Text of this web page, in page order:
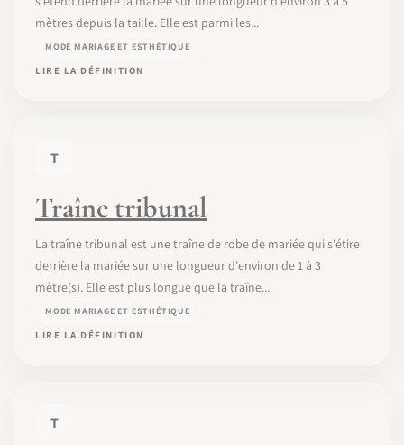
mètres depuis la taille. Elle est parmi les...
MODE MARIAGE ET ESTHÉTIQUE
LIRE LA DÉFINITION
T
Traîne tribunal
La traîne tribunal est une traîne de robe de mariée qui s'étire
derrière la mariée sur une longueur d'environ de 1 à 3
mètre(s). Elle est plus longue que la traîne...
MODE MARIAGE ET ESTHÉTIQUE
LIRE LA DÉFINITION
T